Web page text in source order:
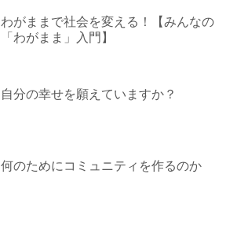
わがままで社会を変える！【みんなの
「わがまま」入門】
自分の幸せを願えていますか？
何のためにコミュニティを作るのか